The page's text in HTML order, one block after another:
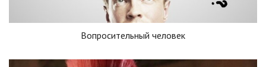
Вопросительный человек